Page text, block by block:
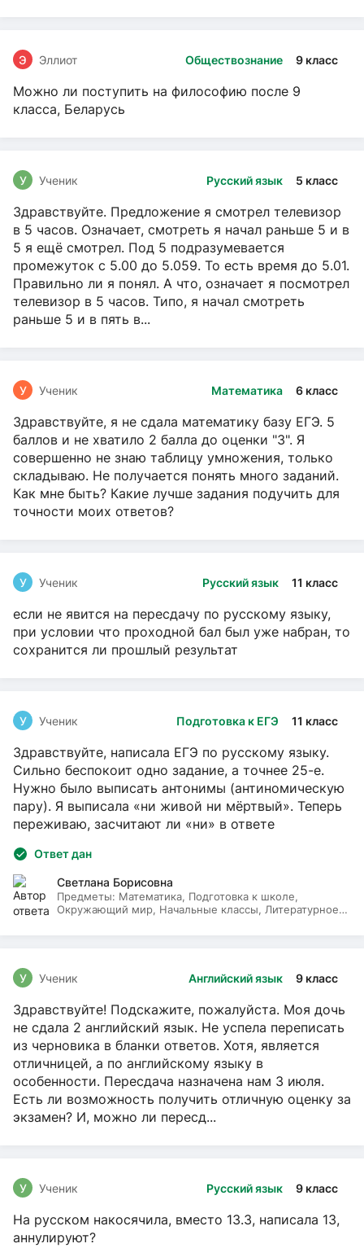
Обществознание 9 класс
Э Эллиот
Можно ли поступить на философию после 9
класса, Беларусь
Русский язык 5 класс
У Ученик
Здравствуйте. Предложение я смотрел телевизор
в 5 часов. Означает, смотреть я начал раньше 5 и в
5 я ещё смотрел. Под 5 подразумевается
промежуток с 5.00 до 5.059. То есть время до 5.01.
Правильно ли я понял. А что, означает я посмотрел
телевизор в 5 часов. Типо, я начал смотреть
раньше 5 и в пять в...
Математика 6 класс
У Ученик
Здравствуйте, я не сдала математику базу ЕГЭ. 5
баллов и не хватило 2 балла до оценки "3". Я
совершенно не знаю таблицу умножения, только
складываю. Не получается понять много заданий.
Как мне быть? Какие лучше задания подучить для
точности моих ответов?
Русский язык 11 класс
У Ученик
если не явится на пересдачу по русскому языку,
при условии что проходной бал был уже набран, то
сохранится ли прошлый результат
Подготовка к ЕГЭ 11 класс
У Ученик
Здравствуйте, написала ЕГЭ по русскому языку.
Сильно беспокоит одно задание, а точнее 25-е.
Нужно было выписать антонимы (антиномическую
пару). Я выписала «ни живой ни мёртвый». Теперь
переживаю, засчитают ли «ни» в ответе
Ответ дан
Светлана Борисовна
Предметы: Математика, Подготовка к школе,
Окружающий мир, Начальные классы, Литературное
Английский язык 9 класс
У Ученик
Здравствуйте! Подскажите, пожалуйста. Моя дочь
не сдала 2 английский язык. Не успела переписать
из черновика в бланки ответов. Хотя, является
отличницей, а по английскому языку в
особенности. Пересдача назначена нам 3 июля.
Есть ли возможность получить отличную оценку за
экзамен? И, можно ли пересд...
Русский язык 9 класс
У Ученик
На русском накосячила, вместо 13.3, написала 13,
аннулируют?